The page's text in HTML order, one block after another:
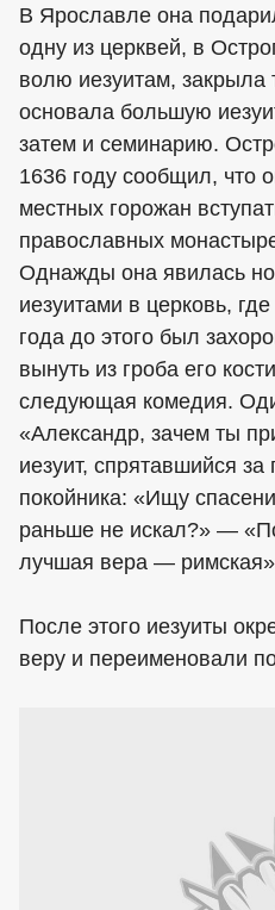
В Ярославле она
одну из церквей, в
волю иезуитам, закрыла
основала большую
затем и семинарию.
1636 году сообщил, что
местных горожан
православных
Однажды она явилась
иезуитами в церковь,
года до этого был
вынуть из гроба его
следующая комедия.
«Александр, зачем ты
иезуит, спрятавшийся
покойника: «Ищу
раньше не искал?» —
лучшая вера —
После этого иезуиты
веру и переименовали